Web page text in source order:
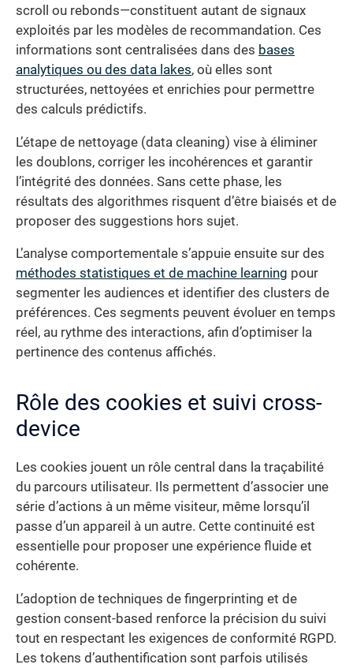
scroll ou rebonds—constituent autant de signaux
exploités par les modèles de recommandation. Ces
informations sont centralisées dans des bases
analytiques ou des data lakes, où elles sont
structurées, nettoyées et enrichies pour permettre
des calculs prédictifs.
L’étape de nettoyage (data cleaning) vise à éliminer
les doublons, corriger les incohérences et garantir
l’intégrité des données. Sans cette phase, les
résultats des algorithmes risquent d’être biaisés et de
proposer des suggestions hors sujet.
L’analyse comportementale s’appuie ensuite sur des
méthodes statistiques et de machine learning pour
segmenter les audiences et identifier des clusters de
préférences. Ces segments peuvent évoluer en temps
réel, au rythme des interactions, afin d’optimiser la
pertinence des contenus affichés.
Rôle des cookies et suivi cross-
device
Les cookies jouent un rôle central dans la traçabilité
du parcours utilisateur. Ils permettent d’associer une
série d’actions à un même visiteur, même lorsqu’il
passe d’un appareil à un autre. Cette continuité est
essentielle pour proposer une expérience fluide et
cohérente.
L’adoption de techniques de fingerprinting et de
gestion consent-based renforce la précision du suivi
tout en respectant les exigences de conformité RGPD.
Les tokens d’authentification sont parfois utilisés